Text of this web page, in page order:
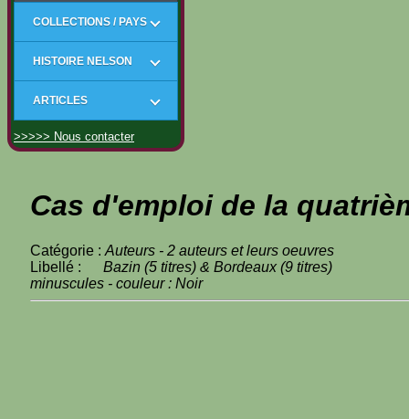
COLLECTIONS / PAYS
HISTOIRE NELSON
ARTICLES
>>>>> Nous contacter
Cas d'emploi de la
Catégorie : Auteurs - 2 auteurs et leurs oeuvres
Libellé : Bazin (5 titres) & Bordeaux (9 titres)
minuscules - couleur : Noir